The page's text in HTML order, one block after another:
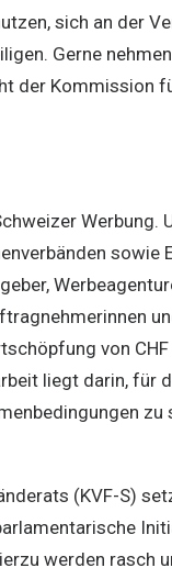
sich an der
Gerne
der Kommission
Werbung.
sowie
von
liegt darin, für
zu
(KVF-S)
werden rasch